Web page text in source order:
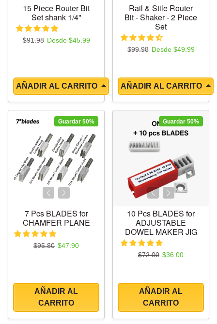
15 Piece Router Bit
Set shank 1/4"
Precio regular
$91.98 Precio de oferta
Desde $45.99
AÑADIR AL CARRITO
Rail & Stile Router
Bit - Shaker - 2 Piece
Set
Precio regular
$99.98 Precio de oferta
Desde $49.99
AÑADIR AL CARRITO
Guardar 50%
7 Pcs BLADES for
CHAMFER PLANE
Precio regular
$95.80 Precio de oferta
$47.90
AÑADIR AL
CARRITO
Guardar 50%
10 Pcs BLADES for
ADJUSTABLE
DOWEL MAKER JIG
Precio regular
$72.00 Precio de oferta
$36.00
AÑADIR AL
CARRITO